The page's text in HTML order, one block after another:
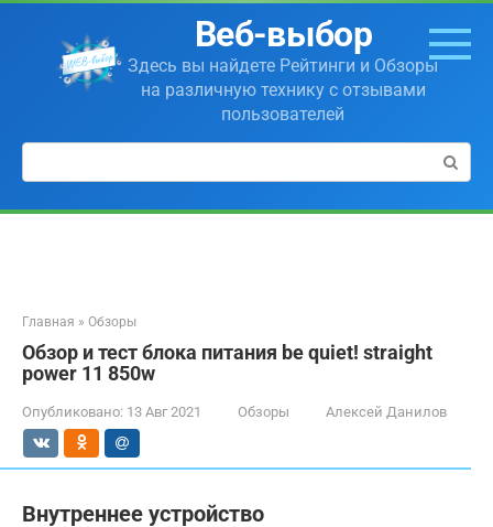
Перейти
контенту
Веб-выбор
Здесь вы найдете Рейтинги и Обзоры
на различную технику с отзывами
пользователей
Поиск:
Главная » Обзоры
Обзор и тест блока питания be quiet! straight
power 11 850w
Опубликовано: 13 Авг 2021 Обзоры Алексей Данилов
Внутреннее устройство